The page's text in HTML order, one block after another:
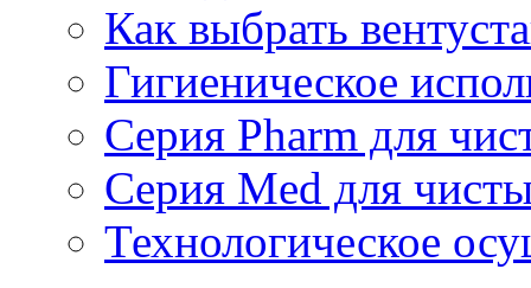
Как выбрать
Гигиеническое
Серия Pharm для
Серия Med для
Технологическое